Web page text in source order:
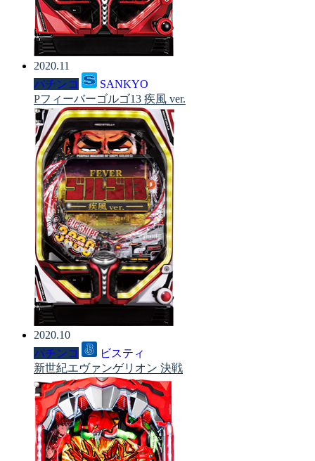
2020.11
パチンコ
SANKYO
Pフィーバーゴルゴ13 疾風 ver.
2020.10
パチンコ
ビスティ
新世紀エヴァンゲリオン 決戦